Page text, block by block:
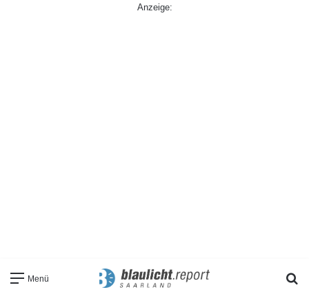
Anzeige:
Menü